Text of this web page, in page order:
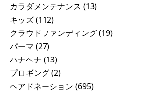
カラダメンテナンス (13)
キッズ(112)
クラウドファンディング(19)
パーマ (27)
ハナヘナ (13)
プロギング(2)
ヘアドネーション (695)